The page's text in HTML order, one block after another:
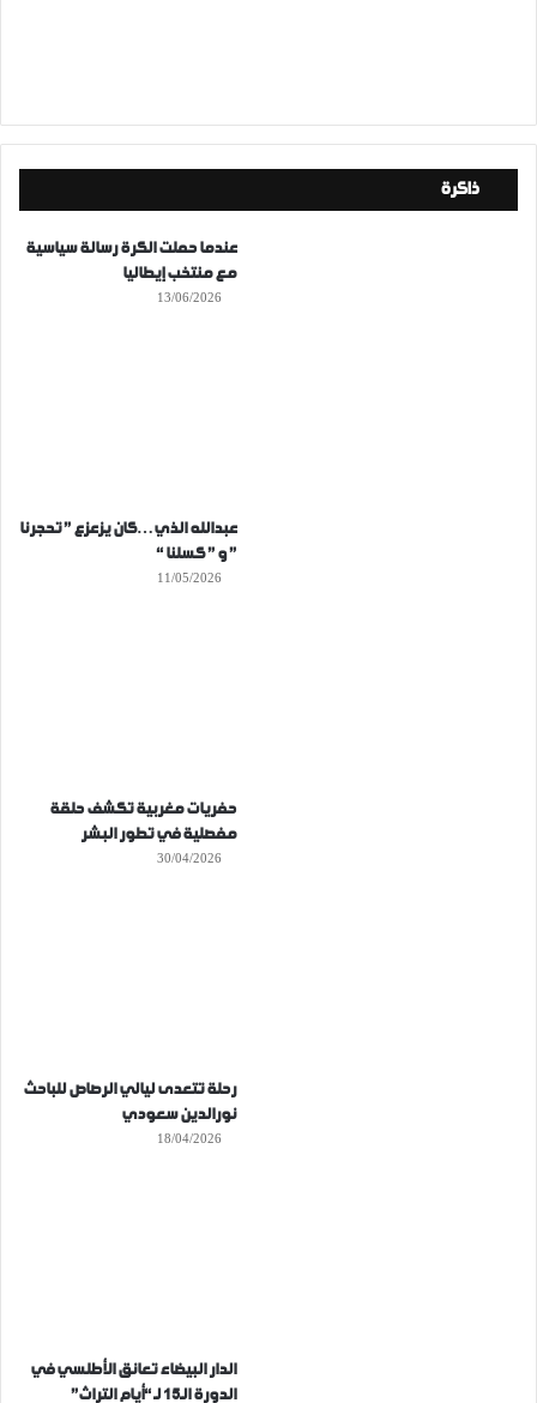
ذاكرة
عندما حملت الكرة رسالة سياسية
مع منتخب إيطاليا
13/06/2026
عبدالله الذي…كان يزعزع ” تحجرنا
” و ” كسلنا “
11/05/2026
حفريات مغربية تكشف حلقة
مفصلية في تطور البشر
30/04/2026
رحلة تتعدى ليالي الرصاص للباحث
نورالدين سعودي
18/04/2026
الدار البيضاء تعانق الأطلسي في
الدورة الـ15 لـ “أيام التراث”